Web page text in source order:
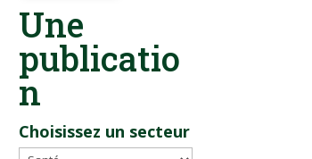
Une
publicatio
n
Choisissez un secteur